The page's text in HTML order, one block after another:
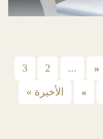
«
...
2
3
» الأخيرة »